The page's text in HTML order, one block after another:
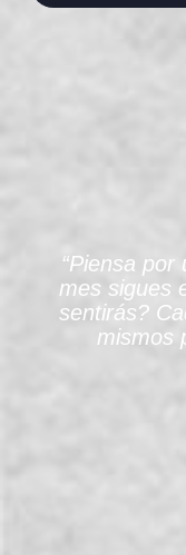
“Piensa
mes sigues
sentirás?
mismos